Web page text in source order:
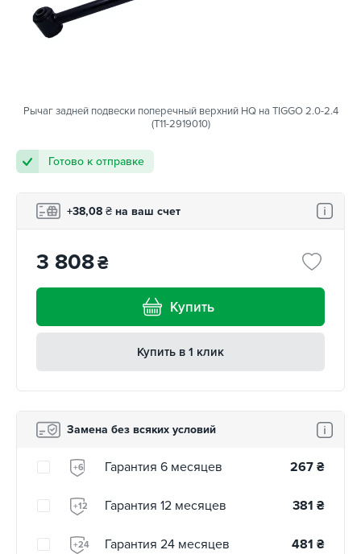
Рычаг задней подвески поперечный верхний HQ на TIGGO 2.0-2.4
(T11-2919010)
Готово к отправке
+38,08 ₴ на ваш счет
3 808₴
Купить
Купить в 1 клик
Замена без всяких условий
+6 Гарантия 6 месяцев 267 ₴
+12 Гарантия 12 месяцев 381 ₴
+24 Гарантия 24 месяцев 481 ₴